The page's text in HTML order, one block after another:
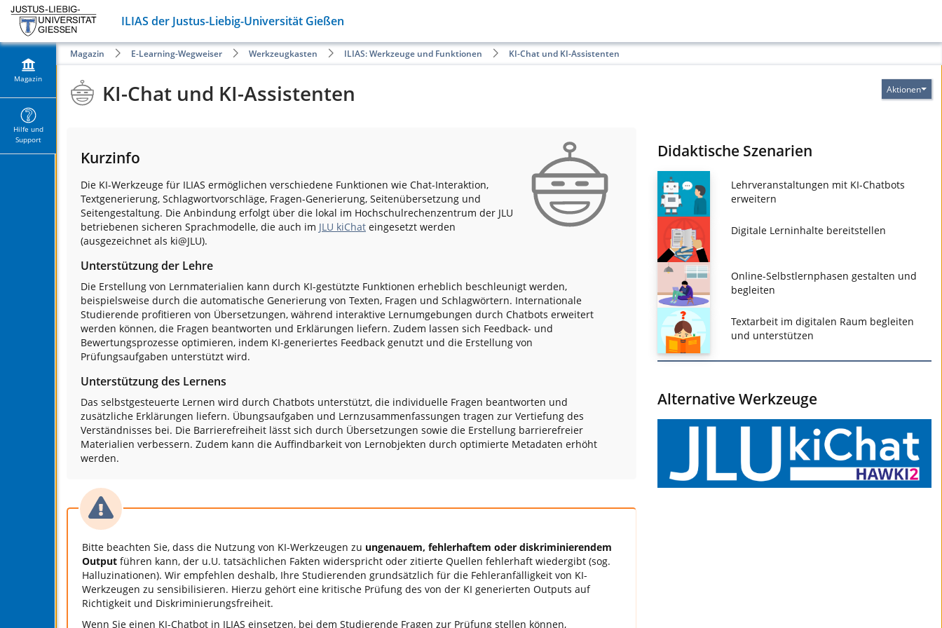
ILIAS der Justus-Liebig-Universität Gießen
Magazin
Hilfe und
Support
Magazin E-Learning-Wegweiser Werkzeugkasten ILIAS: Werkzeuge und Funktionen KI-Chat und KI-Assistenten
Aktionen
KI-Chat und KI-Assistenten
Kurzinfo
Die KI-Werkzeuge für ILIAS ermöglichen verschiedene Funktionen wie Chat-Interaktion,
Textgenerierung, Schlagwortvorschläge, Fragen-Generierung, Seitenübersetzung und
Seitengestaltung. Die Anbindung erfolgt über die lokal im Hochschulrechenzentrum der JLU
betriebenen sicheren Sprachmodelle, die auch im JLU kiChat eingesetzt werden
(ausgezeichnet als ki@JLU).
Unterstützung der Lehre
Die Erstellung von Lernmaterialien kann durch KI-gestützte Funktionen erheblich beschleunigt werden,
beispielsweise durch die automatische Generierung von Texten, Fragen und Schlagwörtern. Internationale
Studierende profitieren von Übersetzungen, während interaktive Lernumgebungen durch Chatbots erweitert
werden können, die Fragen beantworten und Erklärungen liefern. Zudem lassen sich Feedback- und
Bewertungsprozesse optimieren, indem KI-generiertes Feedback genutzt und die Erstellung von
Prüfungsaufgaben unterstützt wird.
Unterstützung des Lernens
Das selbstgesteuerte Lernen wird durch Chatbots unterstützt, die individuelle Fragen beantworten und
zusätzliche Erklärungen liefern. Übungsaufgaben und Lernzusammenfassungen tragen zur Vertiefung des
Verständnisses bei. Die Barrierefreiheit lässt sich durch Übersetzungen sowie die Erstellung barrierefreier
Materialien verbessern. Zudem kann die Auffindbarkeit von Lernobjekten durch optimierte Metadaten erhöht
werden.
Bitte beachten Sie, dass die Nutzung von KI-Werkzeugen zu ungenauem, fehlerhaftem oder diskriminierendem
Output führen kann, der u.U. tatsächlichen Fakten widerspricht oder zitierte Quellen fehlerhaft wiedergibt (sog.
Halluzinationen). Wir empfehlen deshalb, Ihre Studierenden grundsätzlich für die Fehleranfälligkeit von KI-
Werkzeugen zu sensibilisieren. Hierzu gehört eine kritische Prüfung des von der KI generierten Outputs auf
Richtigkeit und Diskriminierungsfreiheit.
Wenn Sie einen KI-Chatbot in ILIAS einsetzen, bei dem Studierende Fragen zur Prüfung stellen können,
Didaktische Szenarien
Lehrveranstaltungen mit KI-Chatbots
erweitern
Digitale Lerninhalte bereitstellen
Online-Selbstlernphasen gestalten und
begleiten
Textarbeit im digitalen Raum begleiten
und unterstützen
Alternative Werkzeuge